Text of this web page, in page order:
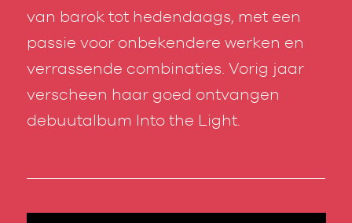
van barok tot hedendaags, met een
passie voor onbekendere werken en
verrassende combinaties. Vorig jaar
verscheen haar goed ontvangen
debuutalbum Into the Light.